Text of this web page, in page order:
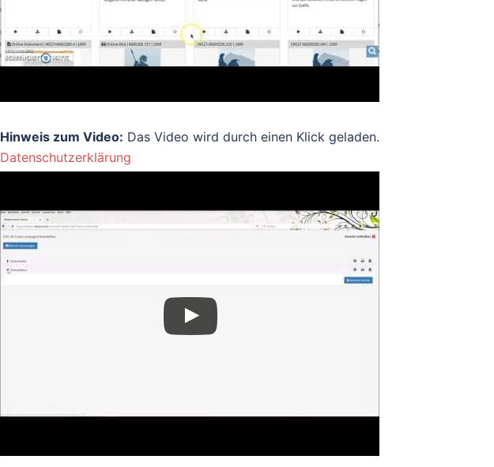
Hinweis zum Video: Das Video wird durch einen Klick geladen.
Datenschutzerklärung